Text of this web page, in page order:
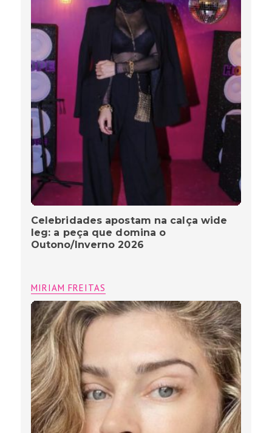
Celebridades apostam na calça wide
leg: a peça que domina o
Outono/Inverno 2026
MIRIAM FREITAS
Lip Lifting: A cirurgia labial que
conquistou as celebridades brasileiras